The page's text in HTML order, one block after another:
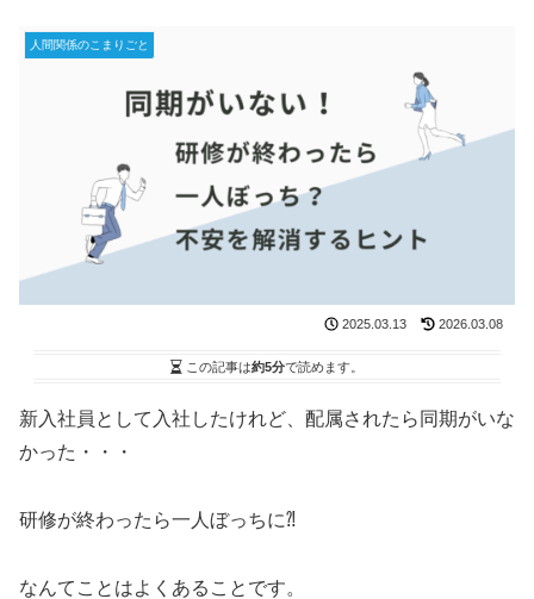
人間関係のこまりごと
2025.03.13 2026.03.08
この記事は約5分で読めます。
新入社員として入社したけれど、配属されたら同期がいな
かった・・・
研修が終わったら一人ぼっちに⁈
なんてことはよくあることです。